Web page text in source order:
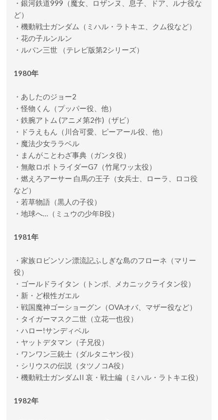
・銀河鉄道999（魔女、ロザンヌ、息子、ドア、ルナ役な
ど）
・機動戦士ガンダム（ミハル・ラトキエ、クム役など）
・花の子ルンルン
・ルパン三世 （テレビ版第2シリーズ）
1980年
・あしたのジョー2
・怪物くん（プッパー役、他）
・鉄腕アトム (アニメ第2作)（ザビ）
・ドラえもん（川合可愛、ピーアール役、他）
・魔法少女ララベル
・まんがことわざ事典（ガンタ役）
・無敵ロボ トライダーG7（竹尾ワッ太役）
・燃えろアーサー 白馬の王子（女兵士、ローラ、ロコ役
など）
・若草物語（黒人の子役）
・地球へ…（ミュウの少年B役）
1981年
・家族ロビンソン漂流記ふしぎな島のフローネ（マリー
役）
・ゴールドライタン（トンボ
メカニックライタン役）
・新・ど根性ガエル
・戦国魔神ゴーショーグン（OVAオバ、マザー役など）
・タイガーマスク二世（立花一也役）
・ハロー!サンディベル
・ヤットデタマン（子兄役）
・ワンワン三銃士（ダルタニヤン役）
・シリウスの伝説（タツノコA役）
・機動戦士ガンダムII 哀・戦士編（ミハル・ラトキエ役）
1982年